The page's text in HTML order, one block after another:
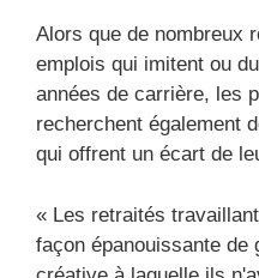
Alors que de nombreux
emplois qui imitent ou
années de carrière, les
recherchent également
qui offrent un écart de
« Les retraités
façon épanouissante de